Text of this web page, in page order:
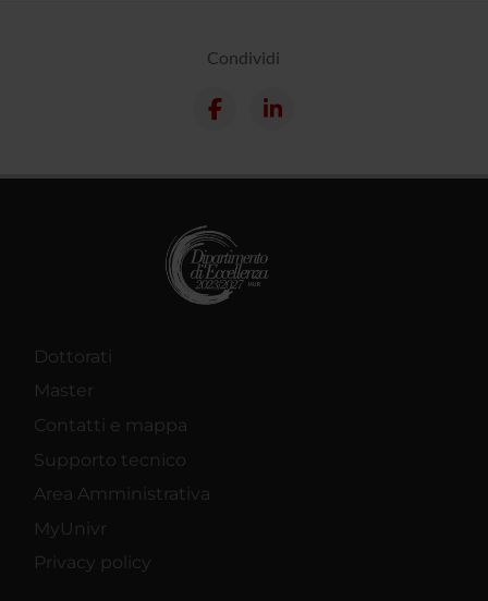
Condividi
Dottorati
Master
Contatti e mappa
Supporto tecnico
Area Amministrativa
MyUnivr
Privacy policy